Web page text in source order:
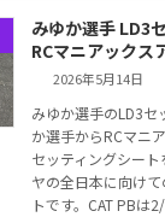
みゆか選手 LD3
RCマニアックス
2026年5月14日
みゆか選手のLD3セ
か選手からRCマニ
セッティングシー
ヤの全日本に向け
トです。CAT PB